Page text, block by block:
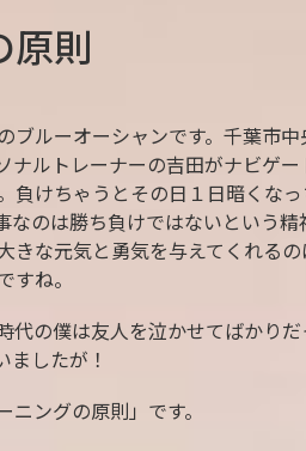
原則
ブルーオーシャンです。千葉市
ナルトレーナーの吉田がナビゲ
負けちゃうとその日１日暗くな
なのは勝ち負けではないという
きな元気と勇気を与えてくれる
すね。
代の僕は友人を泣かせてばかり
ましたが！
ニングの原則」です。